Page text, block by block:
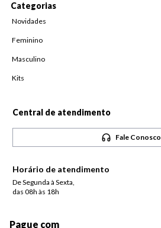
Categorias
Novidades
Feminino
Masculino
Kits
Central de atendimento
Fale Conosco
Horário de atendimento
De Segunda à Sexta,
das 08h às 18h
Pague com